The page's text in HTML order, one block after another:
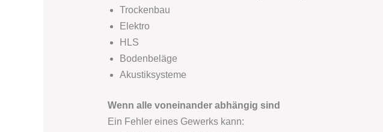
Trockenbau
Elektro
HLS
Bodenbeläge
Akustiksysteme
Wenn alle voneinander abhängig sind
Ein Fehler eines Gewerks kann: